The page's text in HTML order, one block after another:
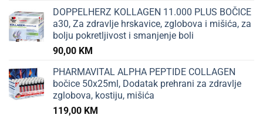
DOPPELHERZ KOLLAGEN 11.000 PLUS BOČICE
a30, Za zdravlje hrskavice, zglobova i mišića, za
bolju pokretljivost i smanjenje boli
90,00 KM
PHARMAVITAL ALPHA PEPTIDE COLLAGEN
bočice 50x25ml, Dodatak prehrani za zdravlje
zglobova, kostiju, mišića
119,00 KM